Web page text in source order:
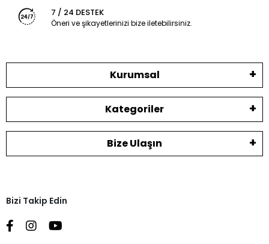
7 / 24 DESTEK
Öneri ve şikayetlerinizi bize iletebilirsiniz.
Kurumsal
Kategoriler
Bize Ulaşın
Bizi Takip Edin